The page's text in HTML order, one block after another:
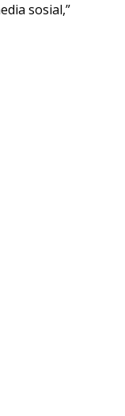
sosial,”